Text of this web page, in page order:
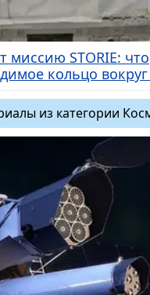
миссию STORIE: что
кольцо
из категории